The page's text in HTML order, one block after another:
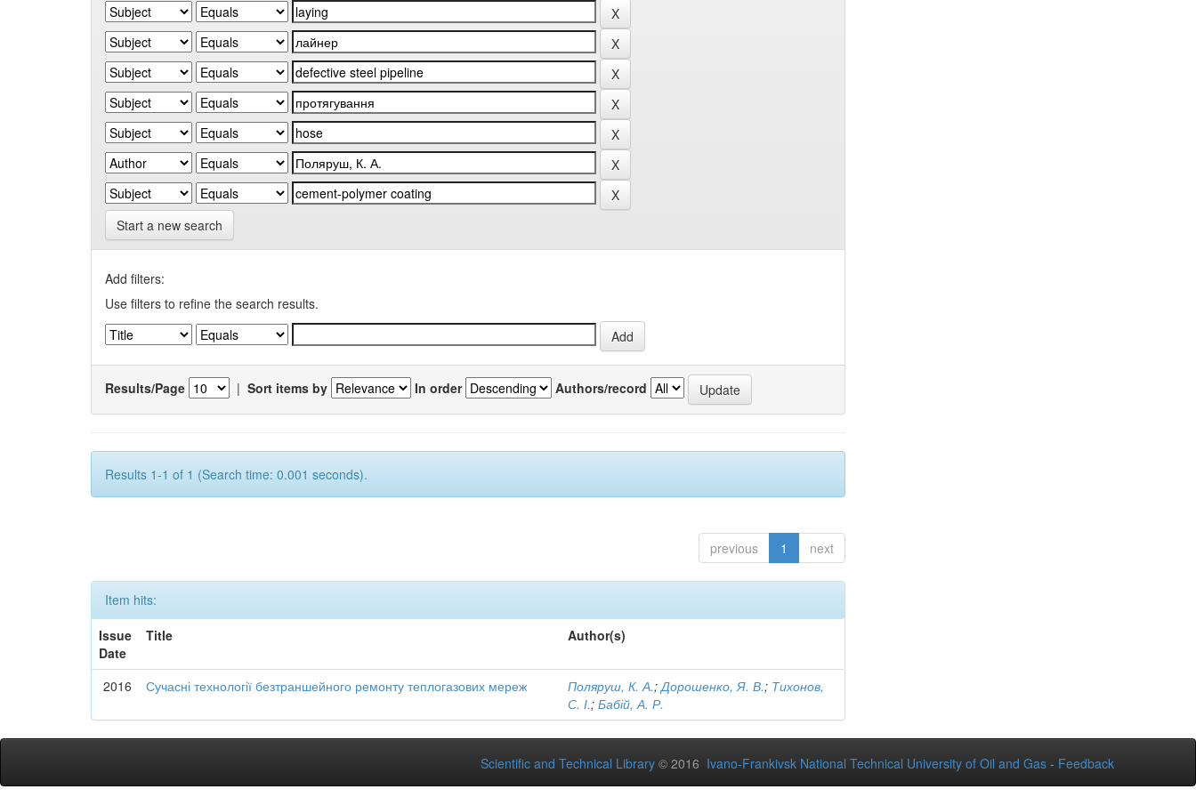
Start a new search
Add filters:
Use filters to refine the search results.
Results/Page | Sort items by In order Authors/record
Results 1-1 of 1 (Search time: 0.001 seconds).
previous 1 next
Item hits:
Issue
Date
Title Author(s)
2016 Сучасні технології безтраншейного ремонту теплогазових мереж Поляруш, К. А.;Дорошенко, Я. В.; Тихонов,
С. І.;Бабій, А. Р.
Scientific and Technical Library © 2016 Ivano-Frankivsk National Technical University of Oil and Gas - Feedback